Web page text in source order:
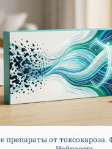
препараты от токсокароза.